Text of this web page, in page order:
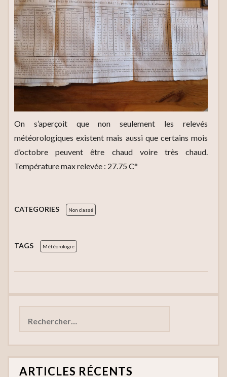
On s’aperçoit que non seulement les relevés
météorologiques existent mais aussi que certains mois
d’octobre peuvent être chaud voire très chaud.
Température max relevée : 27.75 C°
CATEGORIES Non classé
TAGS Météorologie
ARTICLES RÉCENTS